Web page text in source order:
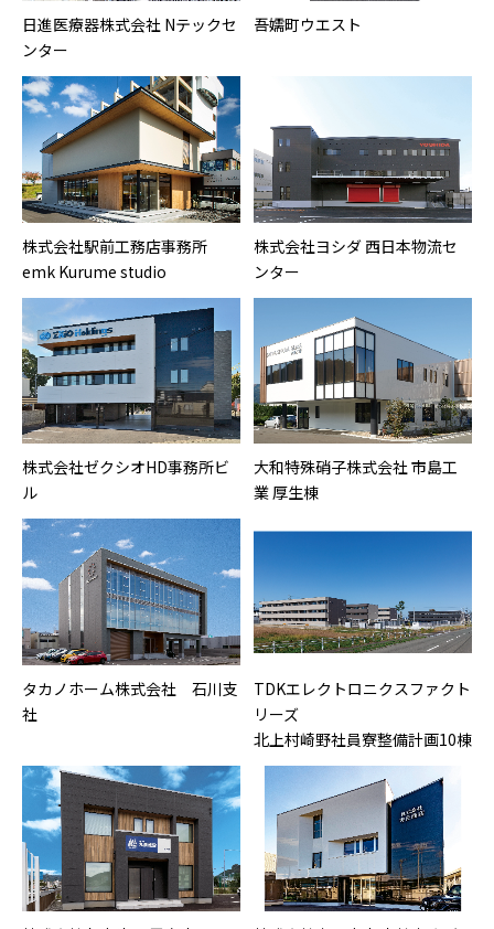
日進医療器株式会社 Nテックセ
ンター
吾嬬町ウエスト
株式会社駅前工務店事務所
emk Kurume studio
株式会社ヨシダ 西日本物流セ
ンター
株式会社ゼクシオHD事務所ビ
ル
大和特殊硝子株式会社 市島工
業 厚生棟
タカノホーム株式会社 石川支
社
TDKエレクトロニクスファクト
リーズ
北上村崎野社員寮整備計画10棟